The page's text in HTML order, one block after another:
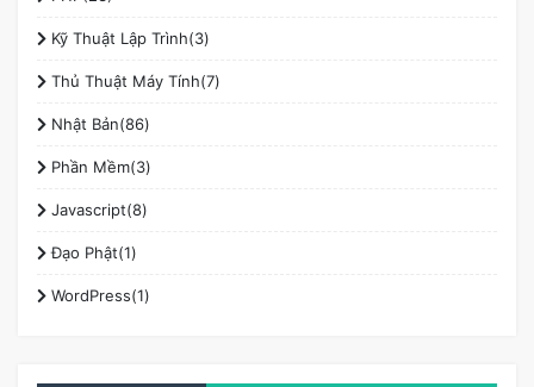
Kỹ Thuật Lập Trình(3)
Thủ Thuật Máy Tính(7)
Nhật Bản(86)
Phần Mềm(3)
Javascript(8)
Đạo Phật(1)
WordPress(1)